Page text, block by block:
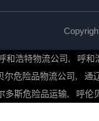
和浩特物流公司, 呼和
尔危险品物流公司, 通
多斯危险品运输, 呼伦